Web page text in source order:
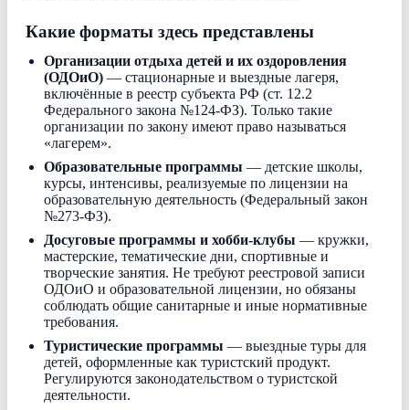
Какие форматы здесь представлены
Организации отдыха детей и их оздоровления
(ОДОиО) — стационарные и выездные лагеря,
включённые в реестр субъекта РФ (ст. 12.2
Федерального закона №124-ФЗ). Только такие
организации по закону имеют право называться
«лагерем».
Образовательные программы — детские школы,
курсы, интенсивы, реализуемые по лицензии на
образовательную деятельность (Федеральный закон
№273-ФЗ).
Досуговые программы и хобби-клубы — кружки,
мастерские, тематические дни, спортивные и
творческие занятия. Не требуют реестровой записи
ОДОиО и образовательной лицензии, но обязаны
соблюдать общие санитарные и иные нормативные
требования.
Туристические программы — выездные туры для
детей, оформленные как туристский продукт.
Регулируются законодательством о туристской
деятельности.